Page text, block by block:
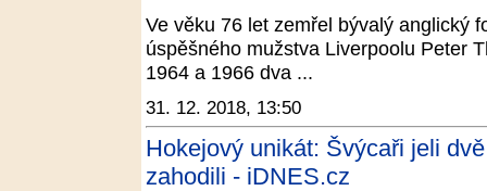
Ve věku 76 let zemřel bývalý anglický
úspěšného mužstva Liverpoolu Peter
1964 a 1966 dva ...
31. 12. 2018, 13:50
Hokejový unikát: Švýcaři jeli
zahodili - iDNES.cz